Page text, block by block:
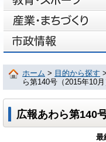
ホーム > 目的から探す >
ら第140号（2015年10月
広報あわら第140
最